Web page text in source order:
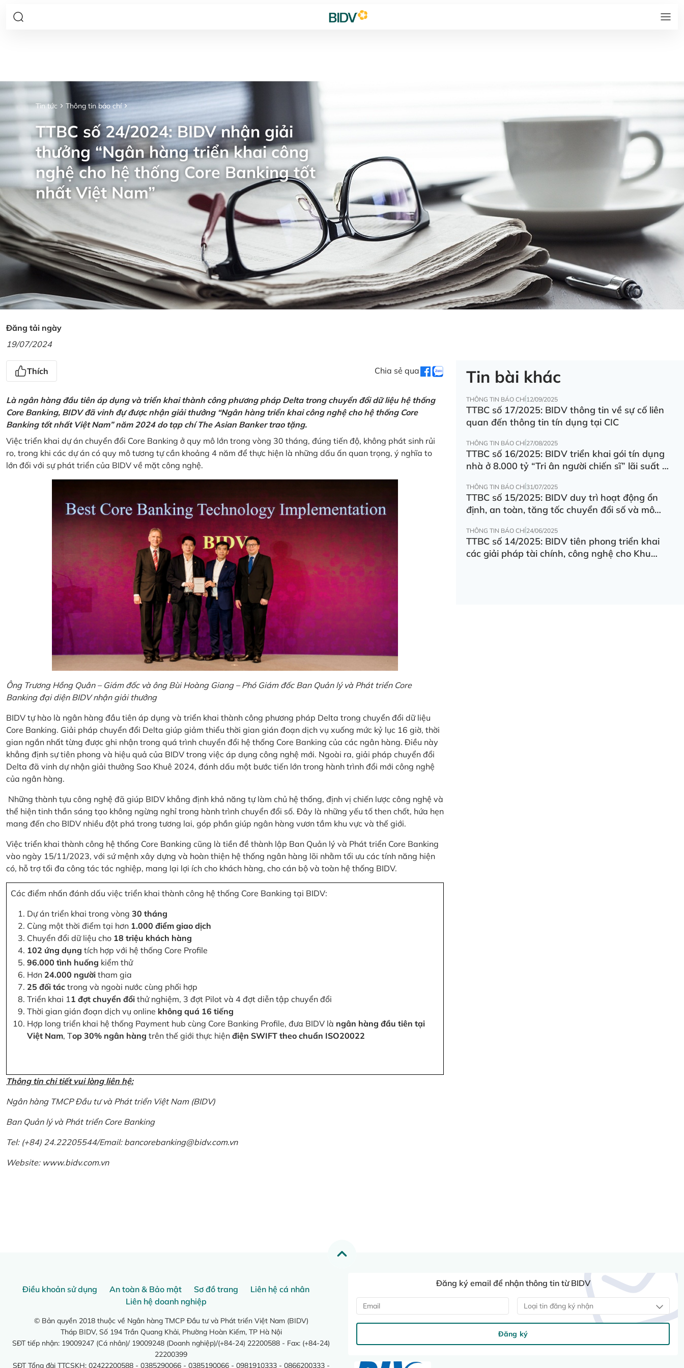
Tin tức Thông tin báo chí
TTBC số 24/2024: BIDV nhận giải
thưởng “Ngân hàng triển khai công
nghệ cho hệ thống Core Banking tốt
nhất Việt Nam”
Đăng tải ngày
19/07/2024
Thích Chia sẻ qua
Là ngân hàng đầu tiên áp dụng và triển khai thành công phương pháp Delta trong chuyển đổi dữ liệu hệ thống
Core Banking, BIDV đã vinh đự được nhận giải thưởng “Ngân hàng triển khai công nghệ cho hệ thống Core
Banking tốt nhất Việt Nam” năm 2024 do tạp chí The Asian Banker trao tặng.
Việc triển khai dự án chuyển đổi Core Banking ở quy mô lớn trong vòng 30 tháng, đúng tiến độ, không phát sinh rủi
ro, trong khi các dự án có quy mô tương tự cần khoảng 4 năm để thực hiện là những dấu ấn quan trọng, ý nghĩa to
lớn đối với sự phát triển của BIDV về mặt công nghệ.
Ông Trương Hồng Quân – Giám đốc và ông Bùi Hoàng Giang – Phó Giám đốc Ban Quản lý và Phát triển Core
Banking đại diện BIDV nhận giải thưởng
BIDV tự hào là ngân hàng đầu tiên áp dụng và triển khai thành công phương pháp Delta trong chuyển đổi dữ liệu
Core Banking. Giải pháp chuyển đổi Delta giúp giảm thiểu thời gian gián đoạn dịch vụ xuống mức kỷ lục 16 giờ, thời
gian ngắn nhất từng được ghi nhận trong quá trình chuyển đổi hệ thống Core Banking của các ngân hàng. Điều này
khẳng định sự tiên phong và hiệu quả của BIDV trong việc áp dụng công nghệ mới. Ngoài ra, giải pháp chuyển đổi
Delta đã vinh dự nhận giải thưởng Sao Khuê 2024, đánh dấu một bước tiến lớn trong hành trình đổi mới công nghệ
của ngân hàng.
Những thành tựu công nghệ đã giúp BIDV khẳng định khả năng tự làm chủ hệ thống, định vị chiến lược công nghệ và
thể hiện tinh thần sáng tạo không ngừng nghỉ trong hành trình chuyển đổi số. Đây là những yếu tố then chốt, hứa hẹn
mang đến cho BIDV nhiều đột phá trong tương lai, góp phần giúp ngân hàng vươn tầm khu vực và thế giới.
Việc triển khai thành công hệ thống Core Banking cũng là tiền đề thành lập Ban Quản lý và Phát triển Core Banking
vào ngày 15/11/2023, với sứ mệnh xây dựng và hoàn thiện hệ thống ngân hàng lõi nhằm tối ưu các tính năng hiện
có, hỗ trợ tối đa công tác tác nghiệp, mang lại lợi ích cho khách hàng, cho cán bộ và toàn hệ thống BIDV.
Các điểm nhấn đánh dấu việc triển khai thành công hệ thống Core Banking tại BIDV:
Dự án triển khai trong vòng 30 tháng
Cùng một thời điểm tại hơn 1.000 điểm giao dịch
Chuyển đổi dữ liệu cho 18 triệu khách hàng
102 ứng dụng tích hợp với hệ thống Core Profile
96.000 tình huống kiểm thử
Hơn 24.000 người tham gia
25 đối tác trong và ngoài nước cùng phối hợp
Triển khai 11 đợt chuyển đổi thử nghiệm, 3 đợt Pilot và 4 đợt diễn tập chuyển đổi
Thời gian gián đoạn dịch vụ online không quá 16 tiếng
Hợp long triển khai hệ thống Payment hub cùng Core Banking Profile, đưa BIDV là ngân hàng đầu tiên tại
Việt Nam, Top 30% ngân hàng trên thế giới thực hiện điện SWIFT theo chuẩn ISO20022
Thông tin chi tiết vui lòng liên hệ:
Ngân hàng TMCP Đầu tư và Phát triển Việt Nam (BIDV)
Ban Quản lý và Phát triển Core Banking
Tel: (+84) 24.22205544/Email: bancorebanking@bidv.com.vn
Website: www.bidv.com.vn
Tin bài khác
THÔNG TIN BÁO CHÍ12/09/2025
TTBC số 17/2025: BIDV thông tin về sự cố liên
quan đến thông tin tín dụng tại CIC
THÔNG TIN BÁO CHÍ27/08/2025
TTBC số 16/2025: BIDV triển khai gói tín dụng
nhà ở 8.000 tỷ “Tri ân người chiến sĩ” lãi suất ưu
THÔNG TIN BÁO CHÍ31/07/2025
TTBC số 15/2025: BIDV duy trì hoạt động ổn
định, an toàn, tăng tốc chuyển đổi số và mô
THÔNG TIN BÁO CHÍ24/06/2025
TTBC số 14/2025: BIDV tiên phong triển khai
các giải pháp tài chính, công nghệ cho Khu
Điều khoản sử dụng An toàn & Bảo mật Sơ đồ trang
Liên hệ cá nhân
Liên hệ doanh nghiệp
© Bản quyền 2018 thuộc về Ngân hàng TMCP Đầu tư và Phát triển Việt Nam (BIDV)
Tháp BIDV, Số 194 Trần Quang Khải, Phường Hoàn Kiếm, TP Hà Nội
SĐT tiếp nhận: 19009247 (Cá nhân)/ 19009248 (Doanh nghiệp)/(+84-24) 22200588 - Fax: (+84-24)
22200399
SĐT Tổng đài TTCSKH: 02422200588 - 0385290066 - 0385190066 - 0981910333 - 0866200333 -
Đăng ký email để nhận thông tin từ BIDV
Loại tin đăng ký nhận
Đăng ký